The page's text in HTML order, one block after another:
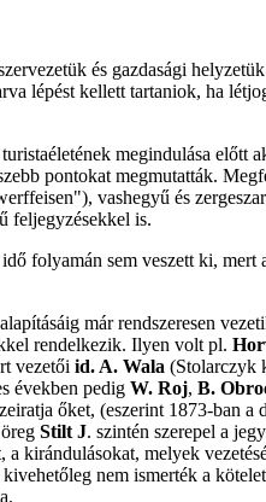
és gazdasági
lépést kellett tartaniok, ha
megindulása előtt
pontokat megmutatták.
vashegyű és
feljegyzésekkel is.
folyamán sem veszett ki,
már rendszeresen
rendelkezik. Ilyen volt pl.
vezetői id. A. Wala (Stolarczyk
években pedig W. Roj, B.
őket, (eszerint 1873-ban
Stilt J. szintén szerepel a
kirándulásokat, melyek
nem ismerték a